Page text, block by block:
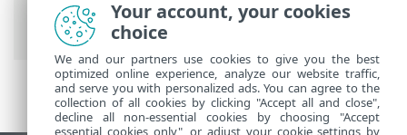
Υπολογιστές>Ομάδες> Στατικές ομάδες
> Εξαγωγή στατικών ομάδων
Your account, your cookies
choice
We and our partners use cookies to give you the best
optimized online experience, analyze our website traffic,
and serve you with personalized ads. You can agree to the
collection of all cookies by clicking "Accept all and close",
decline all non-essential cookies by choosing "Accept
essential cookies only", or adjust your cookie settings by